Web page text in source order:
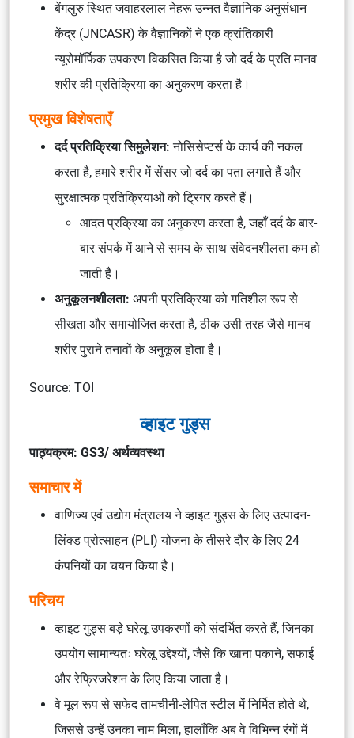
बेंगलुरु स्थित जवाहरलाल नेहरू उन्नत वैज्ञानिक अनुसंधान
केंद्र (JNCASR) के वैज्ञानिकों ने एक क्रांतिकारी
न्यूरोमॉर्फिक उपकरण विकसित किया है जो दर्द के प्रति मानव
शरीर की प्रतिक्रिया का अनुकरण करता है।
प्रमुख विशेषताएँ
दर्द प्रतिक्रिया सिमुलेशन:नोसिसेप्टर्स के कार्य की नकल
करता है, हमारे शरीर में सेंसर जो दर्द का पता लगाते हैं और
सुरक्षात्मक प्रतिक्रियाओं को ट्रिगर करते हैं।
आदत प्रक्रिया का अनुकरण करता है, जहाँ दर्द के बार-
बार संपर्क में आने से समय के साथ संवेदनशीलता कम हो
जाती है।
अनुकूलनशीलता: अपनी प्रतिक्रिया को गतिशील रूप से
सीखता और समायोजित करता है, ठीक उसी तरह जैसे मानव
शरीर पुराने तनावों के अनुकूल होता है।
Source: TOI
व्हाइट गुड्स
पाठ्यक्रम: GS3/ अर्थव्यवस्था
समाचार में
वाणिज्य एवं उद्योग मंत्रालय ने व्हाइट गुड्स के लिए उत्पादन-
लिंक्ड प्रोत्साहन (PLI) योजना के तीसरे दौर के लिए 24
कंपनियों का चयन किया है।
परिचय
व्हाइट गुड्स बड़े घरेलू उपकरणों को संदर्भित करते हैं, जिनका
उपयोग सामान्यतः घरेलू उद्देश्यों, जैसे कि खाना पकाने, सफाई
और रेफ्रिजरेशन के लिए किया जाता है।
वे मूल रूप से सफेद तामचीनी-लेपित स्टील में निर्मित होते थे,
जिससे उन्हें उनका नाम मिला, हालाँकि अब वे विभिन्न रंगों में